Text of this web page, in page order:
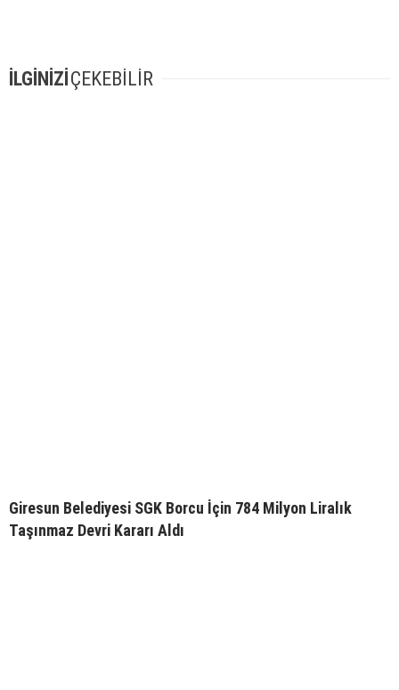
İLGİNİZİÇEKEBİLİR
Giresun Belediyesi SGK Borcu İçin 784 Milyon Liralık
Taşınmaz Devri Kararı Aldı